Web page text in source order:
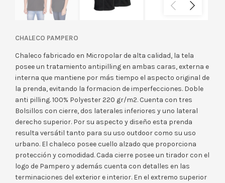
CHALECO PAMPERO
Chaleco fabricado en Micropolar de alta calidad, la tela
posee un tratamiento antipilling en ambas caras, externa e
interna que mantiene por más tiempo el aspecto original de
la prenda, evitando la formacion de imperfecciones. Doble
anti pilling. 100% Polyester 220 gr/m2. Cuenta con tres
Bolsillos con cierre, dos laterales inferiores y uno lateral
derecho superior. Por su aspecto y diseño esta prenda
resulta versátil tanto para su uso outdoor como su uso
urbano. El chaleco posee cuello alzado que proporciona
protección y comodidad. Cada cierre posee un tirador con el
logo de Pampero y además cuenta con detalles en las
terminaciones del exterior e interior. En el extremo superior